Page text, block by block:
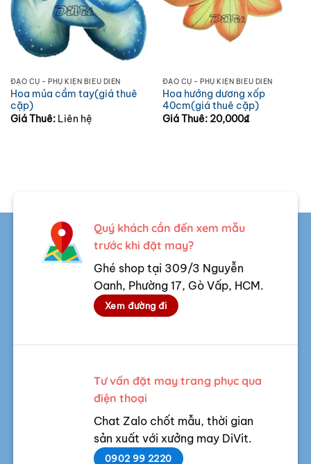
ĐẠO CỤ - PHỤ KIỆN BIỂU DIỄN
Hoa múa cầm tay(giá thuê
cặp)
Giá Thuê: Liên hệ
ĐẠO CỤ - PHỤ KIỆN BIỂU DIỄN
Hoa hướng dương xốp
40cm(giá thuê cặp)
Giá Thuê: 20,000₫
Quý khách cần đến xem mẫu
trước khi đặt may?
Ghé shop tại 309/3 Nguyễn
Oanh, Phường 17, Gò Vấp, HCM.
Xem đường đi
Tư vấn đặt may trang phục qua
điện thoại
Chat Zalo chốt mẫu, thời gian
sản xuất với xưởng may DiVit.
0902 99 2220